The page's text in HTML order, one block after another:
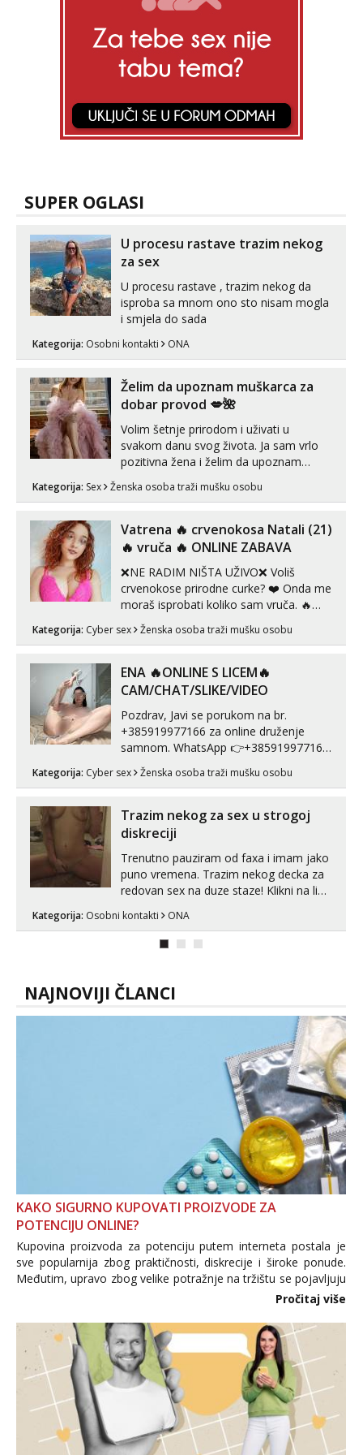
SUPER OGLASI
U procesu rastave trazim nekog
za sex
U procesu rastave , trazim nekog da
isproba sa mnom ono sto nisam mogla
i smjela do sada
Kategorija: Osobni kontakti ONA
Želim da upoznam muškarca za
dobar provod 💋🌺
Volim šetnje prirodom i uživati u
svakom danu svog života. Ja sam vrlo
pozitivna žena i želim da upoznam
može i nešto više.💋🌺 Klikni na link
Kategorija: Sex Ženska osoba traži mušku osobu
Vatrena ‎️‍🔥 crvenokosa Natali (21)
‎️‍🔥 vruča‎ ️‍🔥 ONLINE ZABAVA
❌NE RADIM NIŠTA UŽIVO❌ Voliš
crvenokose prirodne curke? ❤️ Onda me
moraš isprobati koliko sam vruča.‎ ️‍🔥
MLADA vražica koja ima 100%
prorodne grudi, 💦 Misli su mi uvijek
U mojoj raznolikoj ponudi možeš
pranaći nešto po svojoj mjeri. Sexi videa
Kategorija: Cyber sex Ženska osoba traži mušku osobu
ENA 🔥ONLINE S LICEM🔥
CAM/CHAT/SLIKE/VIDEO
Pozdrav, Javi se porukom na br.
+385919977166 za online druženje
samnom. WhatsApp 👉+385919977166
Telegram 👉@enafriedrichkis Radim
videopozive s licem, solo i s partnerom,
kombinacije halteri, haljine, štikle,
samostojeće itd. Nudim svakakva videa
seksa, puš...
Kategorija: Cyber sex Ženska osoba traži mušku osobu
Trazim nekog za sex u strogoj
diskreciji
Trenutno pauziram od faxa i imam jako
puno vremena. Trazim nekog decka za
redovan sex na duze staze! Klikni na link
Kategorija: Osobni kontakti ONA
NAJNOVIJI ČLANCI
KAKO SIGURNO KUPOVATI PROIZVODE ZA
POTENCIJU ONLINE?
Kupovina proizvoda za potenciju putem interneta postala je
sve popularnija zbog praktičnosti, diskrecije i široke ponude.
Međutim, upravo zbog velike potražnje na tržištu se pojavljuju
i brojni krivotvoreni proizvodi, nepouzdane internetske
Pročitaj više